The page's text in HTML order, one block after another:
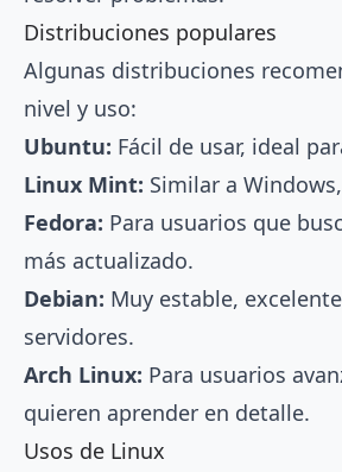
Distribuciones populares
Algunas distribuciones
nivel y uso:
Ubuntu: Fácil de usar, ideal
Linux Mint: Similar a
Fedora: Para usuarios que
más actualizado.
Debian: Muy estable,
servidores.
Arch Linux: Para usuarios
quieren aprender en detalle.
Usos de Linux